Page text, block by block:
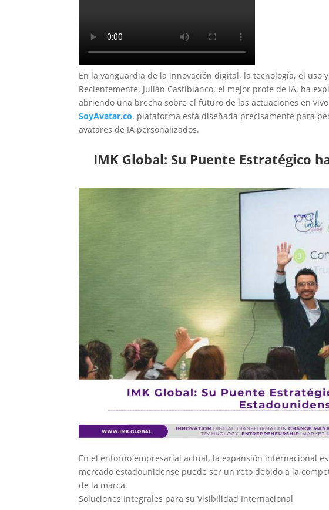
En la vanguardia de la innovación digital, la tecnología, el uso
Recientemente, Julián Castiblanco, el mejor profe de IA, ha
abriendo una brecha sobre el futuro de las actuaciones en
SoyAvatar.co. plataforma está diseñada precisamente para
avatares de IA personalizados.
IMK Global: Su Puente Estratégico
En el entorno empresarial actual, la expansión internacional
mercado estadounidense puede ser un reto debido a la
de la marca.
Soluciones Integrales para su Visibilidad Internacional